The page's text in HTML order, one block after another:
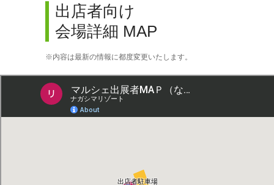
出店者向け
会場詳細 MAP
内容は最新の情報に都度変更いたします。